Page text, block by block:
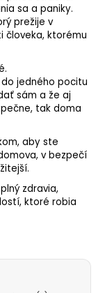
sa a paniky.
prežije v
človeka, ktorému
jedného pocitu
sám a že aj
tak doma
aby ste
v bezpečí
zdravia,
ktoré robia